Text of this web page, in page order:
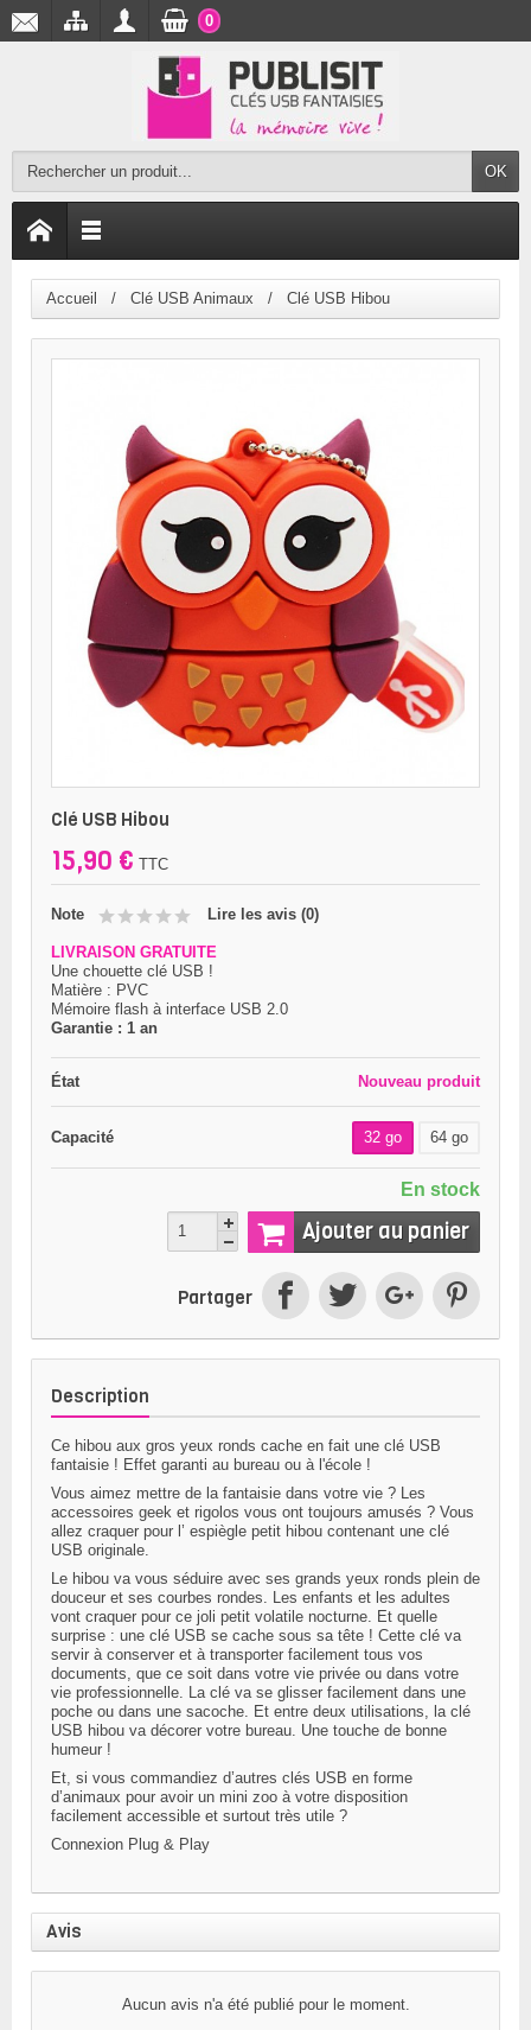
OK
0
Accueil Clé USB Animaux Clé USB Hibou
Clé USB Hibou
15,90 € TTC
Note Lire les avis (0)
LIVRAISON GRATUITE
Une chouette clé USB !
Matière : PVC
Mémoire flash à interface USB 2.0
Garantie : 1 an
État Nouveau produit
Capacité 32 go 64 go
En stock
Ajouter au panier
Partager
Description
Ce hibou aux gros yeux ronds cache en fait une clé USB
fantaisie ! Effet garanti au bureau ou à l'école !
Vous aimez mettre de la fantaisie dans votre vie ? Les
accessoires geek et rigolos vous ont toujours amusés ? Vous
allez craquer pour l’ espiègle petit hibou contenant une clé
USB originale
Le hibou va vous séduire avec ses grands yeux ronds plein de
douceur et ses courbes rondes. Les enfants et les adultes
vont craquer pour ce joli petit volatile nocturne. Et quelle
surprise : une clé USB se cache sous sa tête ! Cette clé va
servir à conserver et à transporter facilement tous vos
documents, que ce soit dans votre vie privée ou dans votre
vie professionnelle. La clé va se glisser facilement dans une
poche ou dans une sacoche. Et entre deux utilisations, la clé
USB hibou va décorer votre bureau. Une touche de bonne
humeur !
Et, si vous commandiez d’autres clés USB en forme
d’animaux pour avoir un mini zoo à votre disposition
facilement accessible et surtout très utile ?
Connexion Plug & Play
Avis
Aucun avis n'a été publié pour le moment.